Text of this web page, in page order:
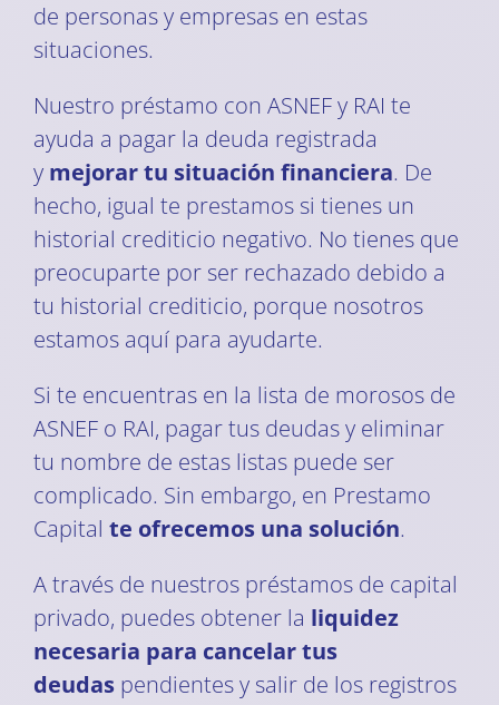
de personas y empresas en estas
situaciones.
Nuestro préstamo con ASNEF y RAI te
ayuda a pagar la deuda registrada
y mejorar tu situación financiera. De
hecho, igual te prestamos si tienes un
historial crediticio negativo. No tienes que
preocuparte por ser rechazado debido a
tu historial crediticio, porque nosotros
estamos aquí para ayudarte.
Si te encuentras en la lista de morosos de
ASNEF o RAI, pagar tus deudas y eliminar
tu nombre de estas listas puede ser
complicado. Sin embargo, en Prestamo
Capital te ofrecemos una solución.
A través de nuestros préstamos de capital
privado, puedes obtener la liquidez
necesaria para cancelar tus
deudaspendientes y salir de los registros